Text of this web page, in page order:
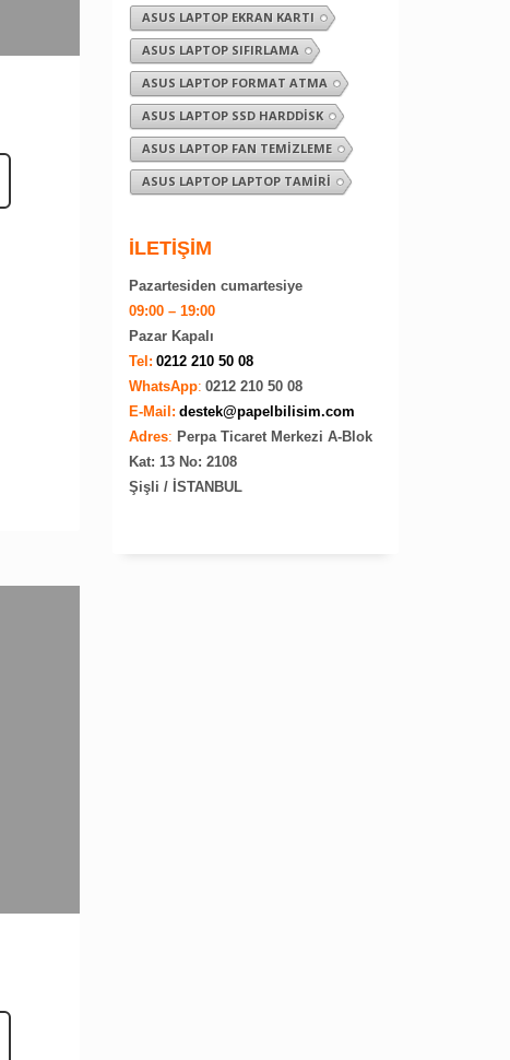
ASUS LAPTOP EKRAN KARTI
ASUS LAPTOP SIFIRLAMA
ASUS LAPTOP FORMAT ATMA
ASUS LAPTOP SSD HARDDISK
ASUS LAPTOP FAN TEMIZLEME
ASUS LAPTOP LAPTOP TAMIRI
İLETİŞİM
Pazartesiden cumartesiye
09:00 – 19:00
Pazar Kapalı
Tel: 0212 210 50 08
WhatsApp: 0212 210 50 08
E-Mail: destek@papelbilisim.com
Adres: Perpa Ticaret Merkezi A-Blok
Kat: 13 No: 2108
Şişli / İSTANBUL